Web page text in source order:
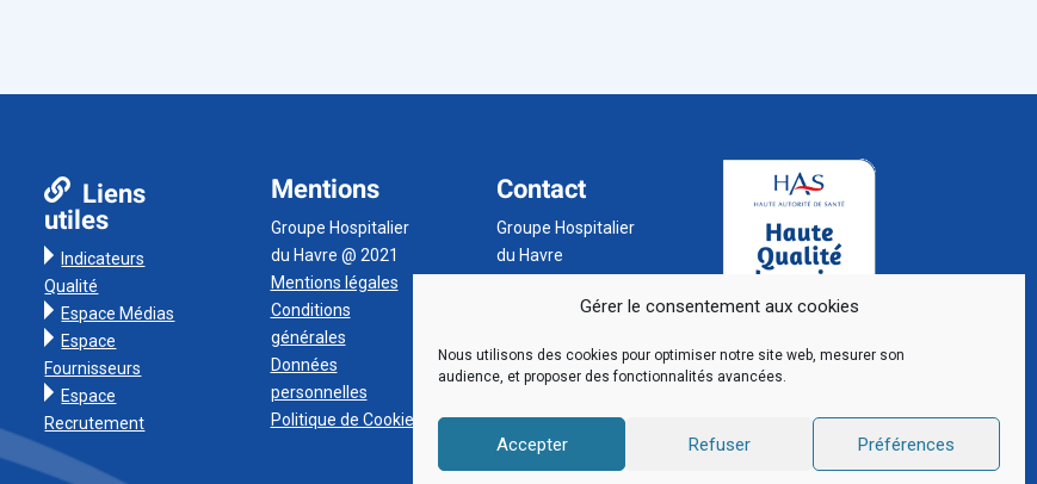
Gérer le consentement aux cookies
Nous utilisons des cookies pour optimiser notre site web, mesurer son
audience, et proposer des fonctionnalités avancées.
Accepter Refuser Préférences
Liens
utiles
Indicateurs
Qualité
Espace Médias
Espace
Fournisseurs
Espace
Recrutement
Mentions
Groupe Hospitalier
du Havre @ 2021
Mentions légales
Conditions
générales
Données
personnelles
Politique de Cookies
Contact
Groupe Hospitalier
du Havre
76 083 Le Havre
02 32 73 32 32